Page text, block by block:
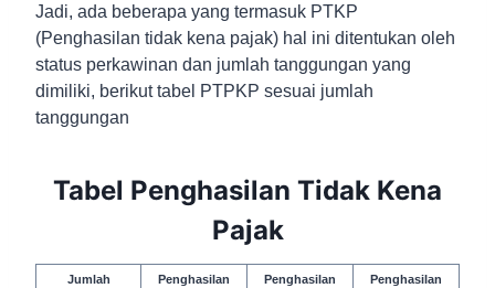
Jadi, ada beberapa yang termasuk PTKP
(Penghasilan tidak kena pajak) hal ini ditentukan oleh
status perkawinan dan jumlah tanggungan yang
dimiliki, berikut tabel PTPKP sesuai jumlah
tanggungan
Tabel Penghasilan Tidak Kena
Pajak
Jumlah
Penghasilan
Penghasilan
Penghasilan